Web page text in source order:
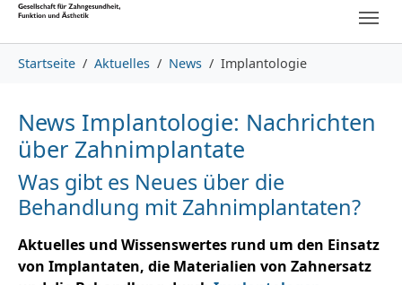
Skip to main content
Skip to page footer
Startseite Aktuelles News Implantologie
News Implantologie: Nachrichten
über Zahnimplantate
Was gibt es Neues über die
Behandlung mit Zahnimplantaten?
Aktuelles und Wissenswertes rund um den Einsatz
von Implantaten, die Materialien von Zahnersatz